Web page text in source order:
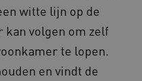
witte lijn op de
kan volgen om zelf
te lopen.
en vindt de
vilans.blueconic.net